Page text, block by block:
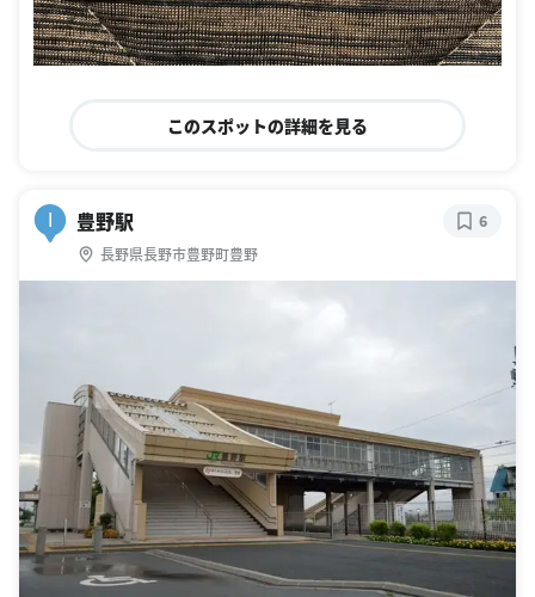
このスポットの詳細を見る
I 豊野駅
長野県長野市豊野町豊野
6